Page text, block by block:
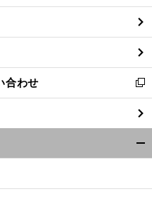
ン
ド
ウ
で
開
く
合わせ
新
し
い
ウ
ィ
ン
ウ